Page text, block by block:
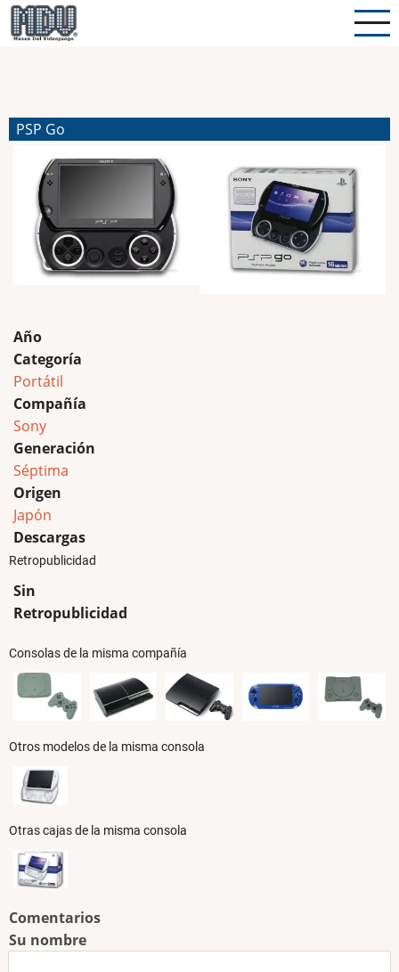
Pasar
al
PSP Go
Año
Categoría
Portátil
Compañía
Sony
Generación
Séptima
Origen
Japón
Descargas
Retropublicidad
Sin
Retropublicidad
Consolas de la misma compañía
Otros modelos de la misma consola
Otras cajas de la misma consola
Comentarios
Su nombre